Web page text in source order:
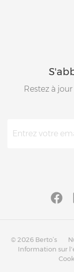
Restez à
© 2026 Berto’s
Information sur